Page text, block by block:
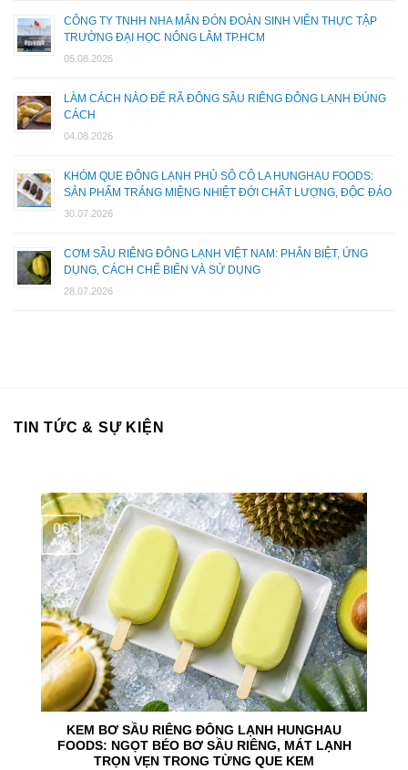
CÔNG TY TNHH NHA MÂN ĐÓN ĐOÀN SINH VIÊN THỰC TẬP
TRƯỜNG ĐẠI HỌC NÔNG LÂM TP.HCM
05.08.2026
LÀM CÁCH NÀO ĐỂ RÃ ĐÔNG SẦU RIÊNG ĐÔNG LẠNH ĐÚNG
CÁCH
04.08.2026
KHÓM QUE ĐÔNG LẠNH PHỦ SÔ CÔ LA HUNGHAU FOODS:
SẢN PHẨM TRÁNG MIỆNG NHIỆT ĐỚI CHẤT LƯỢNG, ĐỘC ĐÁO
30.07.2026
CƠM SẦU RIÊNG ĐÔNG LẠNH VIỆT NAM: PHÂN BIỆT, ỨNG
DỤNG, CÁCH CHẾ BIẾN VÀ SỬ DỤNG
28.07.2026
TIN TỨC & SỰ KIỆN
KEM BƠ SẦU RIÊNG ĐÔNG LẠNH HUNGHAU
FOODS: NGỌT BÉO BƠ SẦU RIÊNG, MÁT LẠNH
TRỌN VẸN TRONG TỪNG QUE KEM
06
Aug